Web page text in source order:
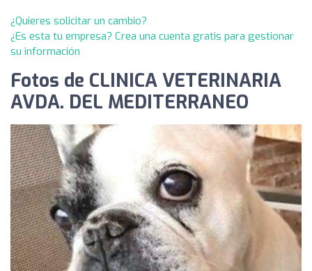
¿Quieres solicitar un cambio?
¿Es esta tu empresa? Crea una cuenta gratis para gestionar
su información
Fotos de CLINICA VETERINARIA
AVDA. DEL MEDITERRANEO